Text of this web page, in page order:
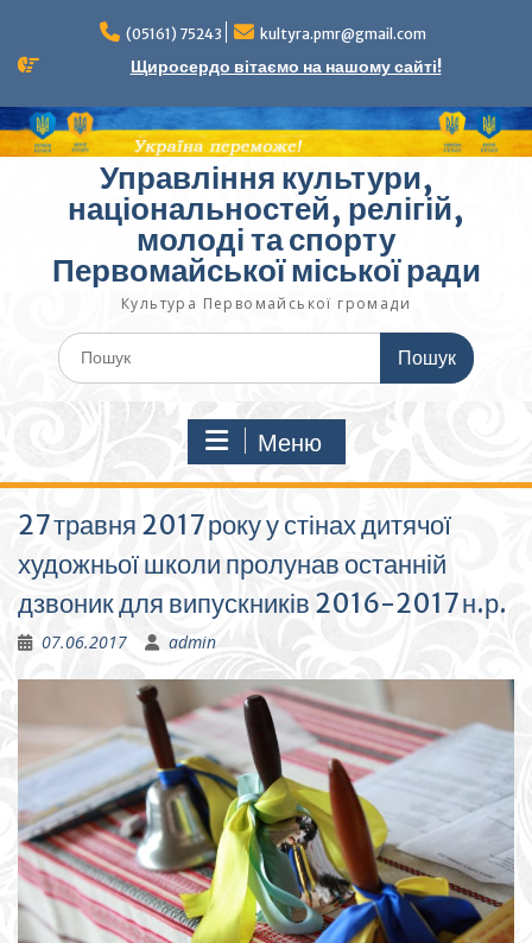
вмісту
(05161) 75243 kultyra.pmr@gmail.com
Щиросердо вітаємо на нашому сайті!
Управління культури,
національностей, релігій,
молоді та спорту
Первомайської міської ради
Культура Первомайcької громади
Шукати:
Меню
27 травня 2017 року у стінах дитячої
художньої школи пролунав останній
дзвоник для випускників 2016-2017 н.р.
07.06.2017 admin